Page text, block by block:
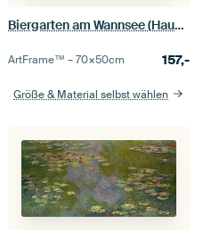
Biergarten am Wannsee (Haus am See), Max Liebermann
ArtFrame™ –70×50cm 157,-
Größe & Material selbst wählen